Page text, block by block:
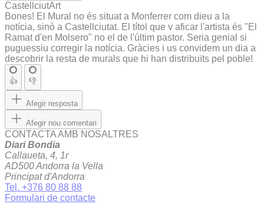
CastellciutArt
Bones! El Mural no és situat a Monferrer com dieu a la
notícia, sinò a Castellciutat. El títol que v aficar l'artista és "El
Ramat d'en Molsero" no el de l'últim pastor. Seria genial si
puguessiu corregir la notícia. Gràcies i us convidem un dia a
descobrir la resta de murals que hi han distribuïts pel poble!
👍 👎
Afegir resposta
Afegir nou comentari
CONTACTA AMB NOSALTRES
Diari Bondia
Callaueta, 4, 1r
AD500 Andorra la Vella
Principat d'Andorra
Tel. +376 80 88 88
Formulari de contacte